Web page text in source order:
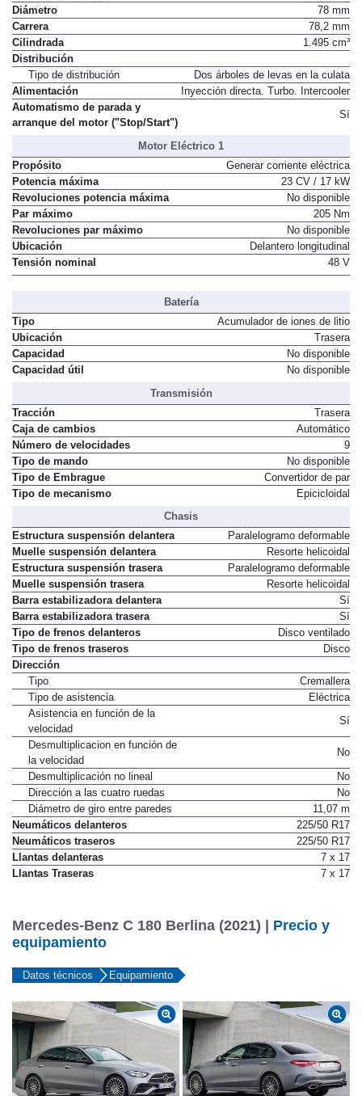
Material de la culata
Aluminio
Diámetro
78 mm
Carrera
78,2 mm
Cilindrada
Distribución
Tipo de distribución
Dos árboles de levas en la culata
Alimentación
Automatismo de parada y
Motor Eléctrico 1
Propósito
Generar corriente eléctrica
Potencia máxima
23 CV / 17 kW
Revoluciones potencia máxima
No disponible
Par máximo
205 Nm
Revoluciones par máximo
No disponible
Ubicación
Delantero longitudinal
Tensión nominal
48 V
Batería
Tipo
Acumulador de iones de litio
Ubicación
Trasera
Capacidad
No disponible
Transmisión
Tracción
Trasera
Caja de cambios
Automático
Número de velocidades
9
Tipo de mando
No disponible
Tipo de Embrague
Convertidor de par
Chasis
Estructura suspensión delantera
Paralelogramo deformable
Muelle suspensión delantera
Resorte helicoidal
Estructura suspensión trasera
Paralelogramo deformable
Muelle suspensión trasera
Resorte helicoidal
Barra estabilizadora delantera
Sí
Barra estabilizadora trasera
Sí
Tipo de frenos delanteros
Disco ventilado
Tipo de frenos traseros
Dirección
Tipo
Cremallera
Tipo de asistencia
Asistencia en función de la
velocidad
Sí
Desmultiplicacion en función de
la velocidad
No
Desmultiplicación no lineal
No
Dirección a las cuatro ruedas
No
Diámetro de giro entre paredes
11,07 m
Neumáticos delanteros
225/50 R17
Neumáticos traseros
225/50 R17
Llantas delanteras
7 x 17
Mercedes-Benz C 180 Berlina (2021) |
Precio y
equipamiento